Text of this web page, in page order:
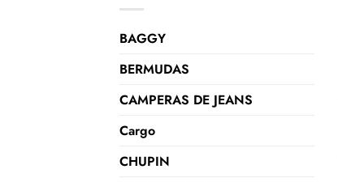
BAGGY
BERMUDAS
CAMPERAS DE JEANS
Cargo
CHUPIN